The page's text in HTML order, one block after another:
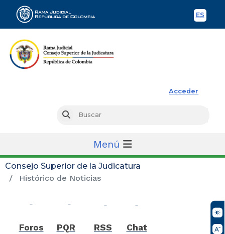
ES
Acceder
Buscar
Menú
Consejo Superior de la Judicatura
Histórico de Noticias
Foros PQR RSS Chat